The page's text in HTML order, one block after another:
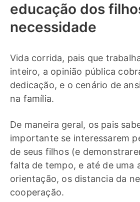
educação dos
necessidade
Vida corrida, pais que
inteiro, a opinião pública
dedicação, e o cenário de
na família.
De maneira geral, os pais
importante se interessarem
de seus filhos (e
falta de tempo, e até de uma
orientação, os distancia da
cooperação.